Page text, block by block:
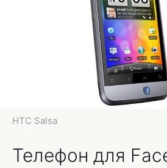
HTC Salsa
Телефон для